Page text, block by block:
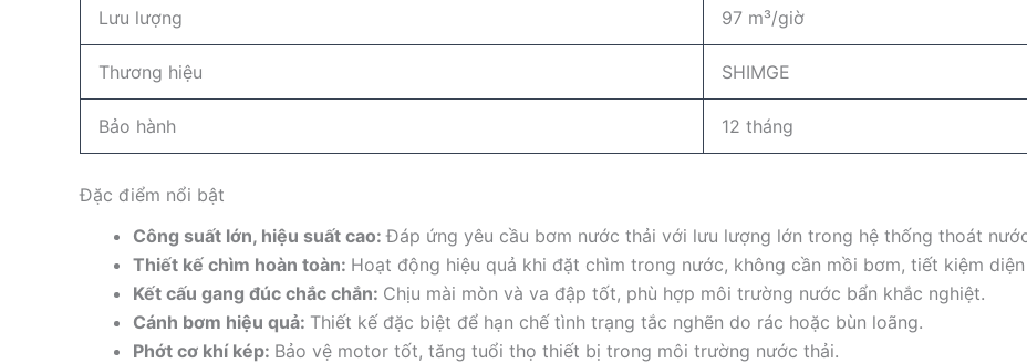
Lưu lượng 97 m³/giờ
Thương hiệu SHIMGE
Bảo hành 12 tháng
Đặc điểm nổi bật
Công suất lớn, hiệu suất cao:Đáp ứng yêu cầu bơm nước thải với lưu lượng lớn trong hệ thống thoát
Thiết kế chìm hoàn toàn: Hoạt động hiệu quả khi đặt chìm trong nước, không cần mồi bơm, tiết kiệm
Kết cấu gang đúc chắc chắn: Chịu mài mòn và va đập tốt, phù hợp môi trường nước bẩn khắc nghiệt.
Cánh bơm hiệu quả: Thiết kế đặc biệt để hạn chế tình trạng tắc nghẽn do rác hoặc bùn loãng.
Phớt cơ khí kép: Bảo vệ motor tốt, tăng tuổi thọ thiết bị trong môi trường nước thải.